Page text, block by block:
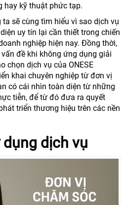
hay kỹ thuật phức tạp.
ta sẽ cùng tìm hiểu vì sao dịch vụ
uy tín lại cần thiết trong chiến
nghiệp hiện nay. Đồng thời,
đề khi không ứng dụng giải
chọn dịch vụ của ONESE
khai chuyên nghiệp từ đơn vị
có cái nhìn toàn diện từ những
tiễn, để từ đó đưa ra quyết
triển thương hiệu trên các nền
dụng dịch vụ